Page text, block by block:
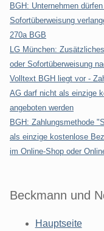
BGH: Unternehmen
Sofortüberweisung
270a BGB
LG München:
oder Sofortüberweisung
Volltext BGH liegt vor -
AG darf nicht als einzige
angeboten werden
BGH: Zahlungsmethode
als einzige kostenlose
im Online-Shop oder
Beckmann und
Hauptseite